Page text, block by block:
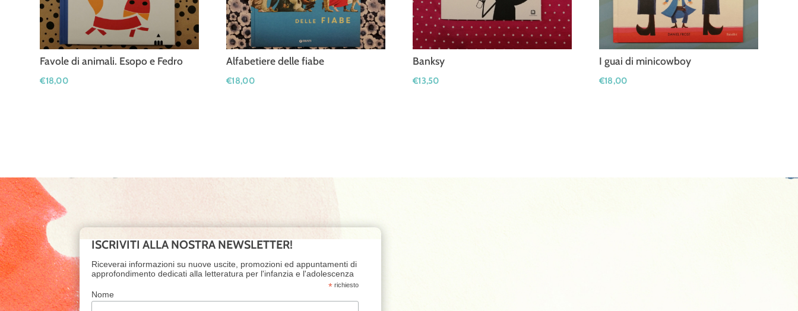
Favole di animali. Esopo e Fedro
€18,00
Alfabetiere delle fiabe
€18,00
Banksy
€13,50
I guai di minicowboy
€18,00
ISCRIVITI ALLA NOSTRA NEWSLETTER!
Riceverai informazioni su nuove uscite, promozioni ed appuntamenti di
approfondimento dedicati alla letteratura per l'infanzia e l'adolescenza
*richiesto
Nome